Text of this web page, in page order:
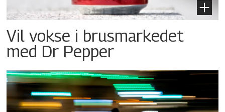
Vil vokse i brusmarkedet
med Dr Pepper